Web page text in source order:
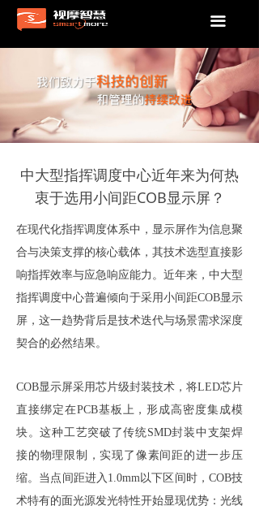
끀
中大型指挥调度中心近年来为何热
衷于选用小间距COB显示屏？
在现代化指挥调度体系中，显示屏作为信息聚
合与决策支撑的核心载体，其技术选型直接影
响指挥效率与应急响应能力。近年来，中大型
指挥调度中心普遍倾向于采用小间距COB显示
屏，这一趋势背后是技术迭代与场景需求深度
契合的必然结果。
COB显示屏采用芯片级封装技术，将LED芯片
直接绑定在PCB基板上，形成高密度集成模
块。这种工艺突破了传统SMD封装中支架焊
接的物理限制，实现了像素间距的进一步压
缩。当点间距进入1.0mm以下区间时，COB技
术特有的面光源发光特性开始显现优势：光线